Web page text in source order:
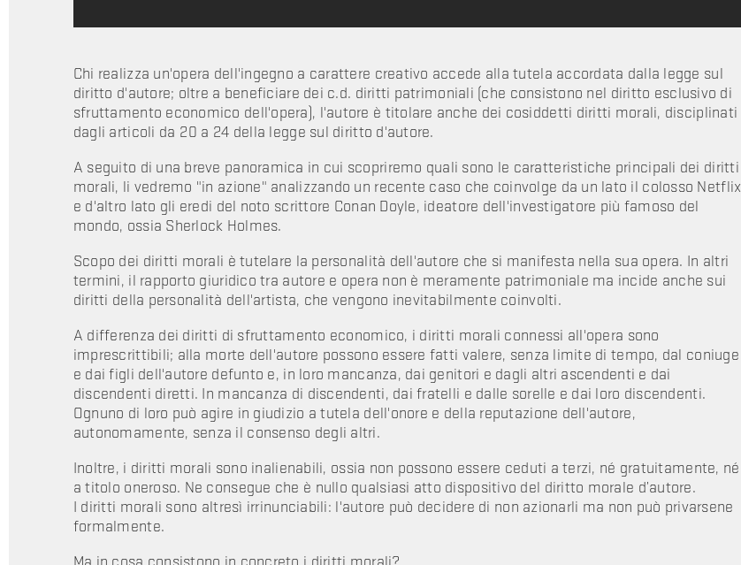
Chi realizza un'opera dell'ingegno a carattere creativo accede alla tutela accordata dalla legge sul
diritto d'autore; oltre a beneficiare dei c.d. diritti patrimoniali (che consistono nel diritto esclusivo di
sfruttamento economico dell'opera), l'autore è titolare anche dei cosiddetti diritti morali, disciplinati
dagli articoli da 20 a 24 della legge sul diritto d'autore.
A seguito di una breve panoramica in cui scopriremo quali sono le caratteristiche principali dei diritti
morali, li vedremo "in azione" analizzando un recente caso che coinvolge da un lato il colosso Netflix
e d'altro lato gli eredi del noto scrittore Conan Doyle, ideatore dell'investigatore più famoso del
mondo, ossia Sherlock Holmes.
Scopo dei diritti morali è tutelare la personalità dell'autore che si manifesta nella sua opera. In altri
termini, il rapporto giuridico tra autore e opera non è meramente patrimoniale ma incide anche sui
diritti della personalità dell'artista, che vengono inevitabilmente coinvolti.
A differenza dei diritti di sfruttamento economico, i diritti morali connessi all'opera sono
imprescrittibili; alla morte dell'autore possono essere fatti valere, senza limite di tempo, dal coniuge
e dai figli dell'autore defunto e, in loro mancanza, dai genitori e dagli altri ascendenti e dai
discendenti diretti. In mancanza di discendenti, dai fratelli e dalle sorelle e dai loro discendenti.
Ognuno di loro può agire in giudizio a tutela dell'onore e della reputazione dell'autore,
autonomamente, senza il consenso degli altri.
Inoltre, i diritti morali sono inalienabili, ossia non possono essere ceduti a terzi, né gratuitamente, né
a titolo oneroso. Ne consegue che è nullo qualsiasi atto dispositivo del diritto morale d’autore.
I diritti morali sono altresì irrinunciabili: l'autore può decidere di non azionarli ma non può privarsene
formalmente.